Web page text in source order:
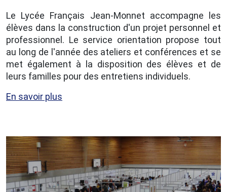
Le Lycée Français Jean-Monnet accompagne les
élèves dans la construction d'un projet personnel et
professionnel. Le service orientation propose tout
au long de l'année des ateliers et conférences et se
met également à la disposition des élèves et de
leurs familles pour des entretiens individuels.
En savoir plus